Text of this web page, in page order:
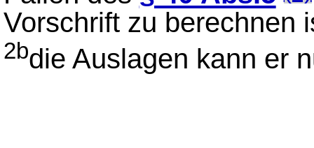
Vorschrift zu berechnen
2bdie Auslagen kann er